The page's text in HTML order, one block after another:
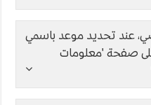
عند تحديد موعد باسمي
صفحة 'معلومات